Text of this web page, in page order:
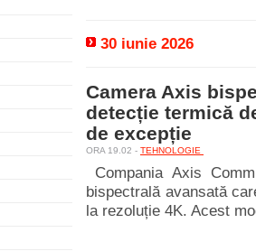
30 iunie 2026
Camera Axis
detecție termică
de excepție
ORA 19.02 - TEHNOLOGIE
Compania Axis
bispectrală avansată
la rezoluție 4K. Acest